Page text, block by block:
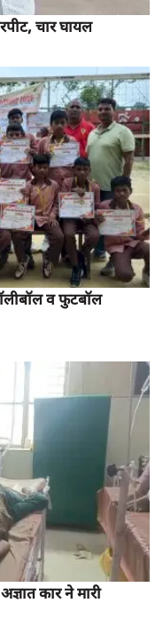
चार घायल
व फुटबॉल
कार ने मारी